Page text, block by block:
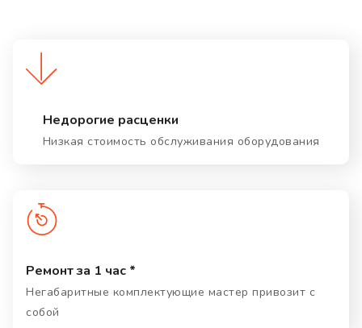
Недорогие расценки
Низкая стоимость обслуживания оборудования
Ремонт за 1 час *
Негабаритные комплектующие мастер привозит с
собой